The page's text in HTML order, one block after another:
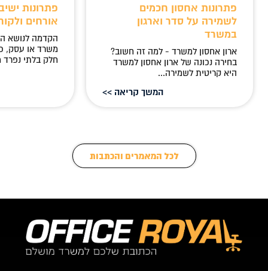
פתרונות אחסון חכמים
לשמירה על סדר וארגון
במשרד
ארון אחסון למשרד - למה זה חשוב?
בחירה נכונה של ארון אחסון למשרד
היא קריטית לשמירה...
המשך קריאה >>
פתרונות
אורחים
הקדמה לנושא
משרד או עסק,
חלק בלתי נפרד
לכל המאמרים והכתבות